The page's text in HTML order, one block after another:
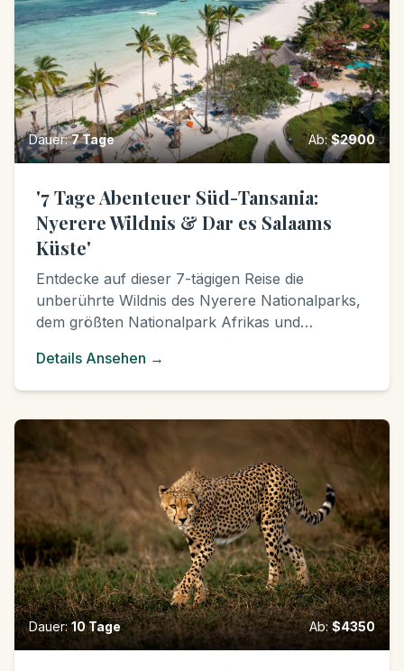
Dauer:7Tage Ab:$2900
'7 Tage Abenteuer Süd-Tansania:
Nyerere Wildnis & Dar es Salaams
Küste'
Entdecke auf dieser 7-tägigen Reise die
unberührte Wildnis des Nyerere Nationalparks,
dem größten Nationalpark Afrikas und
unvergessliche Bootssafari auf dem Rufiji-Fluss
und eine spannende Walking Safari.
von Dar es Salaam. Ein echtes Abenteuer
abseits der ausgetretenen Pfade!
Details Ansehen →
Dauer:10Tage Ab:$4350